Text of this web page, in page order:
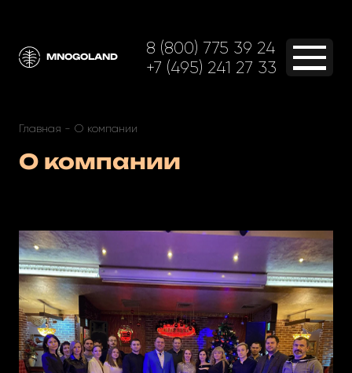
MNOGOLAND
8 (800) 775 39 24
+7 (495) 241 27 33
Главная - О компании
О компании